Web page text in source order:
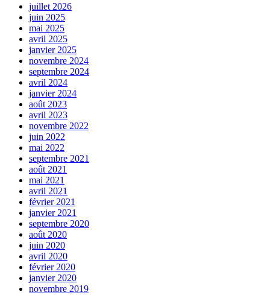
juillet 2026
juin 2025
mai 2025
avril 2025
janvier 2025
novembre 2024
septembre 2024
avril 2024
janvier 2024
août 2023
avril 2023
novembre 2022
juin 2022
mai 2022
septembre 2021
août 2021
mai 2021
avril 2021
février 2021
janvier 2021
septembre 2020
août 2020
juin 2020
avril 2020
février 2020
janvier 2020
novembre 2019